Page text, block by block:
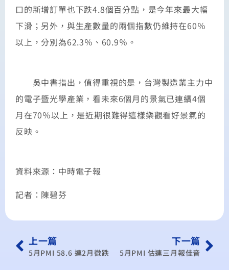
口的新增訂單也下跌4.8個百分點，是今年來最大幅
下滑；另外，與生產數量的兩個指數仍維持在60％
以上，分別為62.3％、60.9％。
吳中書指出，值得重視的是，台灣製造業主力中
的電子暨光學產業，看未來6個月的景氣已連續4個
月在70％以上，是近期很難得這樣樂觀看好景氣的
反映。
資料來源：中時電子報
記者：陳碧芬
上一篇
5月PMI 58.6 連2月微跌
下一篇
5月PMI 估連三月報佳音